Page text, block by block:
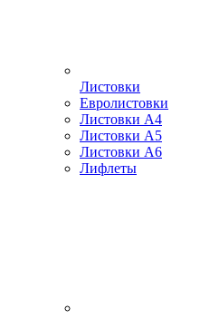
Листовки
Евролистовки
Листовки А4
Листовки А5
Листовки А6
Лифлеты